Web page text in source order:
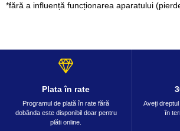
*fără a influență funcționarea aparatului
Plata în rate
Programul de plată în rate fără
dobânda este disponibil doar pentru
plăti online.
Aveți
în